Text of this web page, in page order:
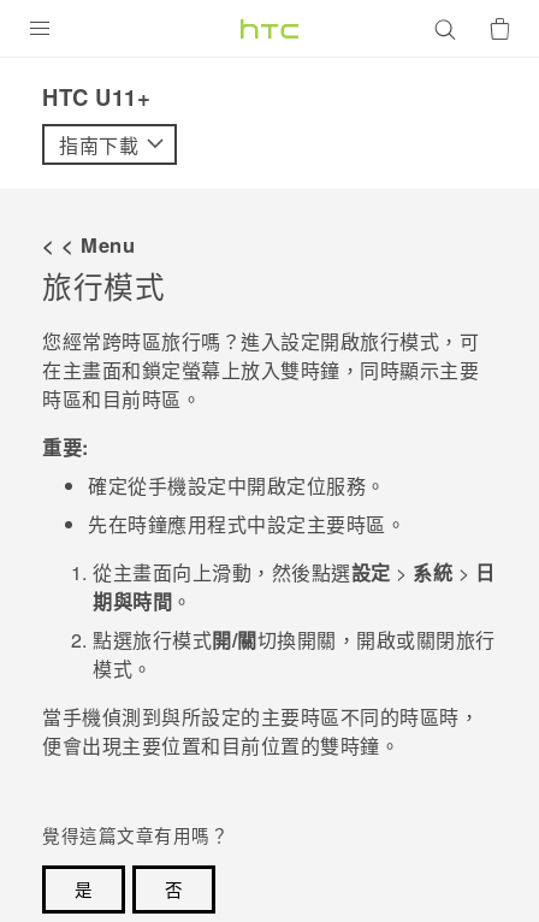
VIVE
配件
優惠專區
校園專案
企業採購
銷售通路
支援服務
VIVELAND
HTC U11+‎
指南下載
< < Menu
旅行模式
您經常跨時區旅行嗎？進入設定開啟旅行模式 ，可
在主畫面和鎖定螢幕上放入雙時鐘，同時顯示主要
時區和目前時區。
重要:
確定從手機設定中開啟定位服務。
先在時鐘應用程式中設定主要時區。
從主畫面向上滑動，然後點選設定 > 系統 > 日
期與時間 。
點選旅行模式開/關切換開關，開啟或關閉旅行
模式。
當手機偵測到與所設定的主要時區不同的時區時，
便會出現主要位置和目前位置的雙時鐘。
覺得這篇文章有用嗎？
是
否